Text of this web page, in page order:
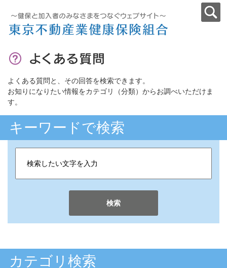
よくある質問と、その回答を検索できます。
お知りになりたい情報をカテゴリ（分類）からお調べいただけま
す。
キーワードで検索
検索
カテゴリ検索